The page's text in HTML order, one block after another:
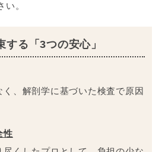
い。
する「3つの安心」
、解剖学に基づいた検査で原因
性